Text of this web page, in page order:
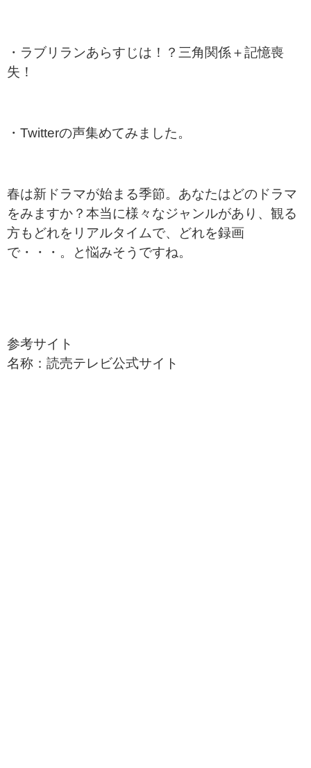
・ラブリランあらすじは！？三角関係＋記憶喪
失！
・Twitterの声集めてみました。
春は新ドラマが始まる季節。あなたはどのドラマ
をみますか？本当に様々なジャンルがあり、観る
方もどれをリアルタイムで、どれを録画
で・・・。と悩みそうですね。
参考サイト
名称：読売テレビ公式サイト